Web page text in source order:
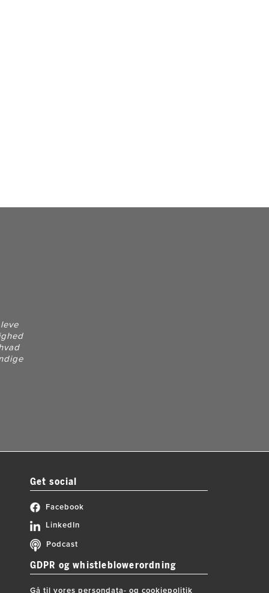
Get social
Facebook
LinkedIn
Podcast
GDPR og whistleblowerordning
Gå til vores persondata- og cookiepolitik